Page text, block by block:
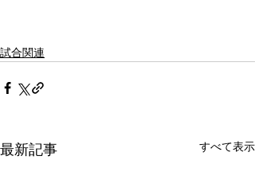
試合関連
最新記事 すべて表示